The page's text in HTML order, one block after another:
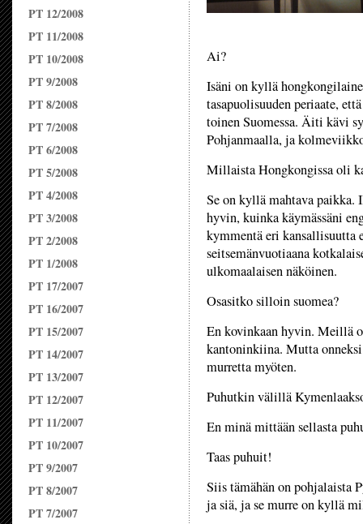
PT 12/2008
PT 11/2008
PT 10/2008
PT 9/2008
PT 8/2008
PT 7/2008
PT 6/2008
PT 5/2008
PT 4/2008
PT 3/2008
PT 2/2008
PT 1/2008
PT 17/2007
PT 16/2007
PT 15/2007
PT 14/2007
PT 13/2007
PT 12/2007
PT 11/2007
PT 10/2007
PT 9/2007
PT 8/2007
PT 7/2007
Ai?
Isäni on kyllä
tasapuolisuuden periaate,
toinen Suomessa. Äiti kävi
Pohjanmaalla, ja
Millaista Hongkongissa oli
Se on kyllä mahtava
hyvin, kuinka käymässäni
kymmentä eri
seitsemänvuotiaana
ulkomaalaisen näköinen.
Osasitko silloin suomea?
En kovinkaan hyvin. Meillä
kantoninkiina. Mutta
murretta myöten.
Puhutkin välillä
En minä mittään sellasta
Taas puhuit!
Siis tämähän on pohjalaista
ja siä, ja se murre on kyllä